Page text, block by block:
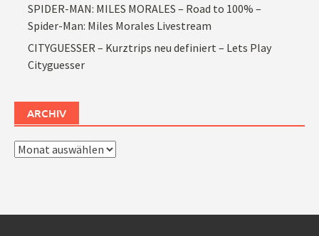
SPIDER-MAN: MILES MORALES – Road to 100% –
Spider-Man: Miles Morales Livestream
CITYGUESSER – Kurztrips neu definiert – Lets Play
Cityguesser
ARCHIV
Archiv